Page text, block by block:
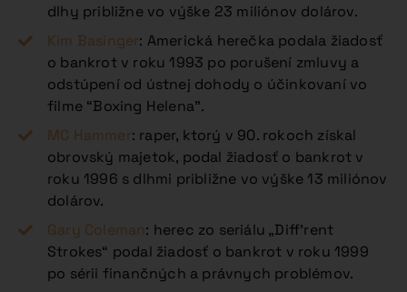
dlhy približne vo výške 23 miliónov dolárov.
Kim Basinger: Americká herečka podala žiadosť
o bankrot v roku 1993 po porušení zmluvy a
odstúpení od ústnej dohody o účinkovaní vo
filme “Boxing Helena”.
MC Hammer: raper, ktorý v 90. rokoch získal
obrovský majetok, podal žiadosť o bankrot v
roku 1996 s dlhmi približne vo výške 13 miliónov
dolárov.
Gary Coleman: herec zo seriálu „Diff’rent
Strokes“ podal žiadosť o bankrot v roku 1999
po sérii finančných a právnych problémov.